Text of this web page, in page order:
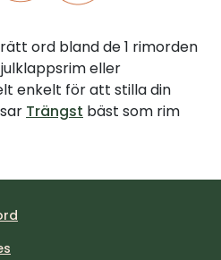
ord bland de 1 rimorden
eller
enkelt för att stilla din
Trängst bäst som rim